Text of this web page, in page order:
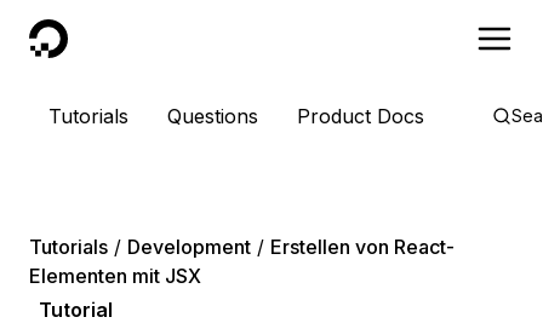
DigitalOcean
Tutorials Questions Product Docs
Tutorials Development
Erstellen von React-
Elementen mit JSX
Tutorial